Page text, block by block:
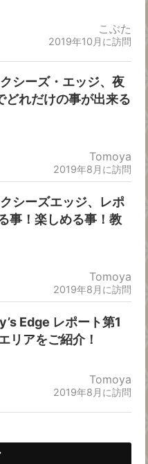
こぶた
2019年10月に訪問
シーズ・エッジ、夜
れだけの事が出来る
Tomoya
2019年8月に訪問
シーズエッジ、レポ
事！楽しめる事！教
Tomoya
2019年8月に訪問
Edge レポート第1
リアをご紹介！
Tomoya
2019年8月に訪問